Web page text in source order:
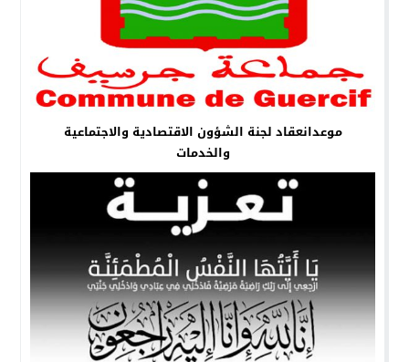
موعدانعقاد لجنة الشؤون الاقتصادية والاجتماعية
والخدمات